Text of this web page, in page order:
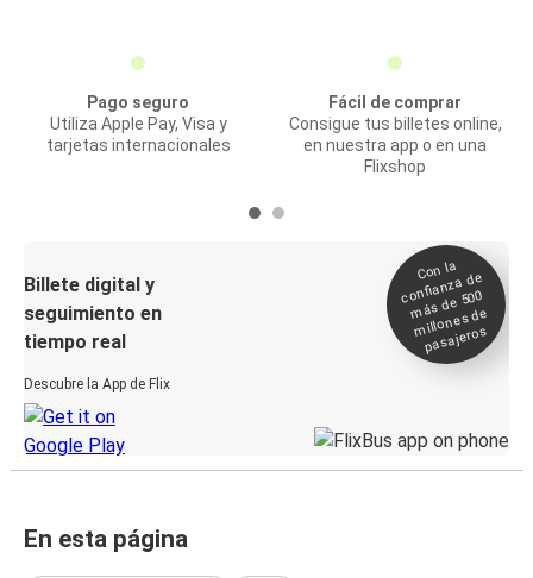
Pago seguro
Utiliza Apple Pay, Visa y
tarjetas internacionales
Fácil de comprar
Consigue tus billetes online,
en nuestra app o en una
Flixshop
Billete digital y
seguimiento en
tiempo real
Descubre la App de Flix
Con la
confianza de
más de 500
millones de
pasajeros
En esta página